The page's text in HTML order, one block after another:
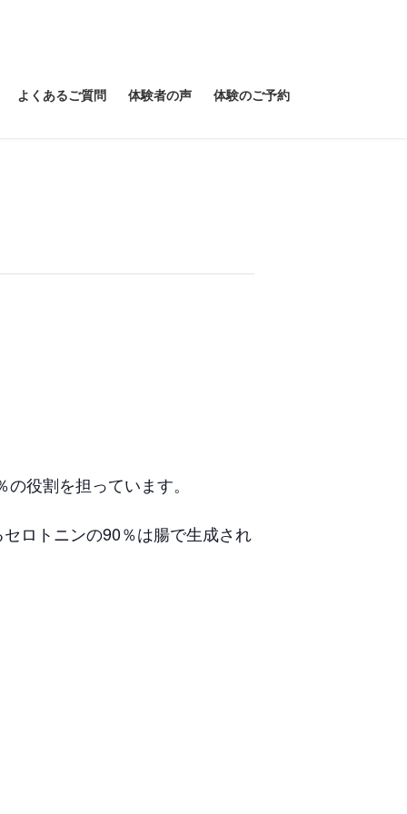
よくあるご質問 体験者の声 体験のご予約
役割を担っています。
ロトニンの90％は腸で生成され